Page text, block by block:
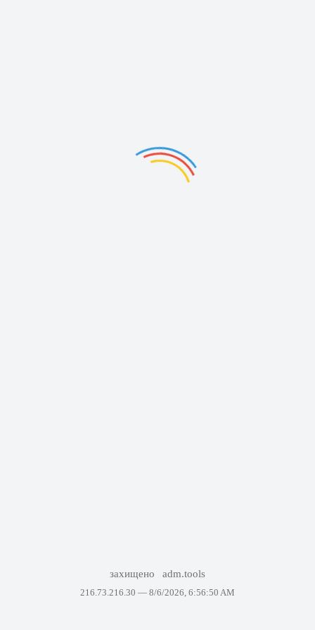
захищено adm.tools
216.73.216.30 — 8/6/2026, 6:56:50 AM